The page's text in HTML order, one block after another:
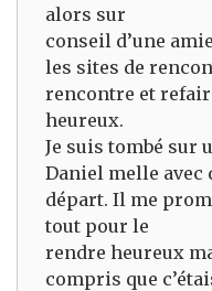
alors sur
conseil d’une
les sites de
rencontre et
heureux.
Je suis tombé sur
Daniel melle avec
départ. Il me
tout pour le
rendre heureux
compris que